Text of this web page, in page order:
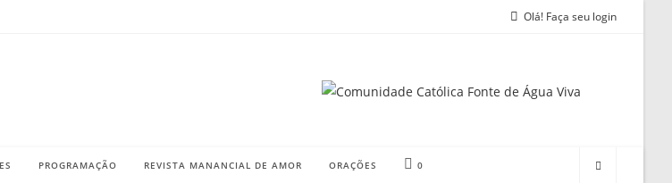
Olá! Faça seu login
PROGRAMAÇÃO REVISTA MANANCIAL DE AMOR ORAÇÕES 0